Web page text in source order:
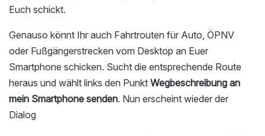
Euch schickt.
Genauso könnt Ihr auch Fahrtrouten für Auto, ÖPNV
oder Fußgängerstrecken vom Desktop an Euer
Smartphone schicken. Sucht die entsprechende Route
heraus und wählt links den Punkt Wegbeschreibung an
mein Smartphone senden. Nun erscheint wieder der
Dialog